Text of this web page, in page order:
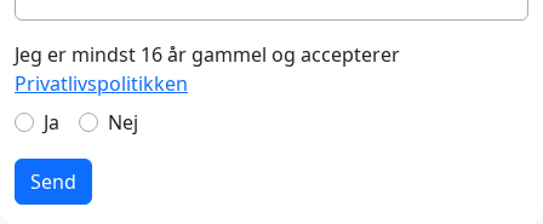
Jeg er mindst 16 år gammel og accepterer
Privatlivspolitikken
Ja
Nej
Send